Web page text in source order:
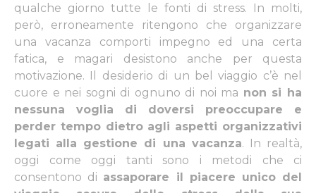
qualche giorno tutte le fonti di stress. In molti,
però, erroneamente ritengono che organizzare
una vacanza comporti impegno ed una certa
fatica, e magari desistono anche per questa
motivazione. Il desiderio di un bel viaggio c’è nel
cuore e nei sogni di ognuno di noi ma non si ha
nessuna voglia di doversi preoccupare e
perder tempo dietro agli aspetti organizzativi
legati alla gestione di una vacanza. In realtà,
oggi come oggi tanti sono i metodi che ci
consentono di assaporare il piacere unico del